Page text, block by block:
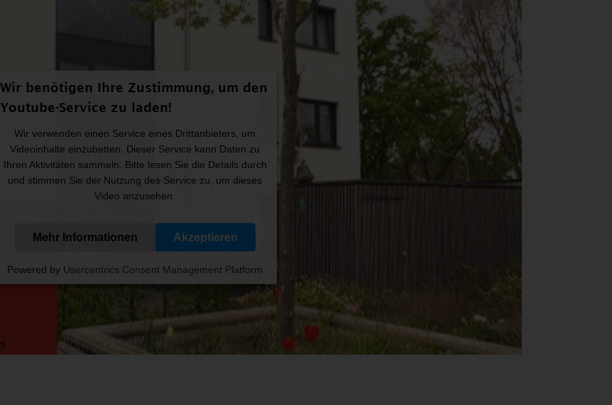
Wir benötigen Ihre Zustimmung, um den
Youtube-Service zu laden!
Wir verwenden einen Service eines Drittanbieters, um
Videoinhalte einzubetten. Dieser Service kann Daten zu
Ihren Aktivitäten sammeln. Bitte lesen Sie die Details durch
und stimmen Sie der Nutzung des Service zu, um dieses
Video anzusehen.
Mehr Informationen Akzeptieren
Powered by Usercentrics Consent Management Platform